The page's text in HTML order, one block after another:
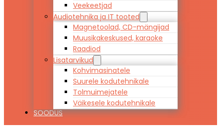
Veekeetjad
Audiotehnika ja IT tooted
Magnetoolad, CD-mängijad
Muusikakeskused, karaoke
Raadiod
Lisatarvikud
Kohvimasinatele
Suurele kodutehnikale
Tolmuimejatele
Väikesele kodutehnikale
SOODUS